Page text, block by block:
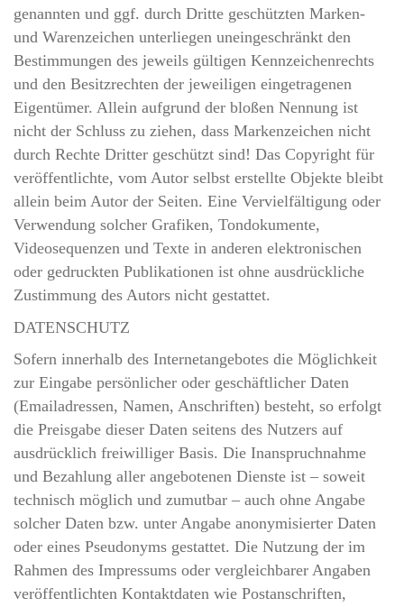
genannten und ggf. durch Dritte geschützten Marken-
und Warenzeichen unterliegen uneingeschränkt den
Bestimmungen des jeweils gültigen Kennzeichenrechts
und den Besitzrechten der jeweiligen eingetragenen
Eigentümer. Allein aufgrund der bloßen Nennung ist
nicht der Schluss zu ziehen, dass Markenzeichen nicht
durch Rechte Dritter geschützt sind! Das Copyright für
veröffentlichte, vom Autor selbst erstellte Objekte bleibt
allein beim Autor der Seiten. Eine Vervielfältigung oder
Verwendung solcher Grafiken, Tondokumente,
Videosequenzen und Texte in anderen elektronischen
oder gedruckten Publikationen ist ohne ausdrückliche
Zustimmung des Autors nicht gestattet.
DATENSCHUTZ
Sofern innerhalb des Internetangebotes die Möglichkeit
zur Eingabe persönlicher oder geschäftlicher Daten
(Emailadressen, Namen, Anschriften) besteht, so erfolgt
die Preisgabe dieser Daten seitens des Nutzers auf
ausdrücklich freiwilliger Basis. Die Inanspruchnahme
und Bezahlung aller angebotenen Dienste ist – soweit
technisch möglich und zumutbar – auch ohne Angabe
solcher Daten bzw. unter Angabe anonymisierter Daten
oder eines Pseudonyms gestattet. Die Nutzung der im
Rahmen des Impressums oder vergleichbarer Angaben
veröffentlichten Kontaktdaten wie Postanschriften,